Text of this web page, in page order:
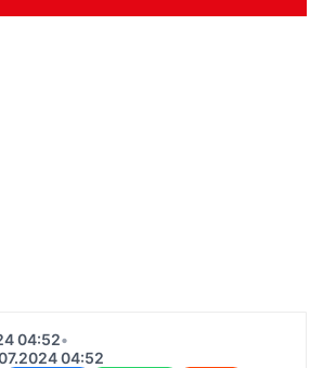
04:52•
04:52